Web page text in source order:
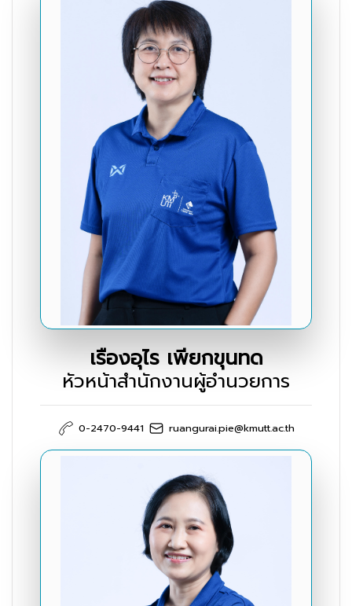
เรืองอุไร เพียกขุนทด
หัวหน้าสำนักงานผู้อำนวยการ
0-2470-9441 ruangurai.pie@kmutt.ac.th